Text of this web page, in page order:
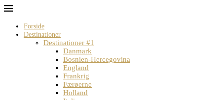
Forside
Destinationer
Destinationer #1
Danmark
Bosnien-Hercegovina
England
Frankrig
Færøerne
Holland